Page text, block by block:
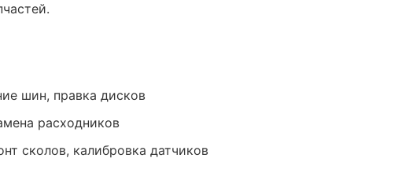
шин, правка дисков
расходников
сколов, калибровка датчиков